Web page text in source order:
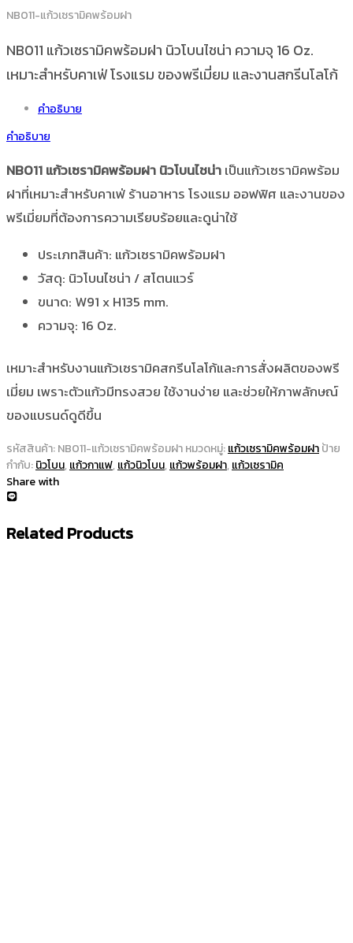
NB011-แก้วเซรามิคพร้อมฝา
NB011 แก้วเซรามิคพร้อมฝา นิวโบนไชน่า ความจุ 16 Oz.
เหมาะสำหรับคาเฟ่ โรงแรม ของพรีเมี่ยม และงานสกรีนโลโก้
คำอธิบาย
คำอธิบาย
NB011 แก้วเซรามิคพร้อมฝา นิวโบนไชน่าเป็นแก้วเซรามิคพร้อม
ฝาที่เหมาะสำหรับคาเฟ่ ร้านอาหาร โรงแรม ออฟฟิศ และงานของ
พรีเมี่ยมที่ต้องการความเรียบร้อยและดูน่าใช้
ประเภทสินค้า: แก้วเซรามิคพร้อมฝา
วัสดุ: นิวโบนไชน่า / สโตนแวร์
ขนาด: W91 x H135 mm.
ความจุ: 16 Oz.
เหมาะสำหรับงานแก้วเซรามิคสกรีนโลโก้และการสั่งผลิตของพรี
เมี่ยม เพราะตัวแก้วมีทรงสวย ใช้งานง่าย และช่วยให้ภาพลักษณ์
ของแบรนด์ดูดีขึ้น
รหัสสินค้า:NB011-แก้วเซรามิคพร้อมฝาหมวดหมู่:แก้วเซรามิคพร้อมฝาป้าย
กำกับ:นิวโบน, แก้วกาแฟ, แก้วนิวโบน, แก้วพร้อมฝา, แก้วเซรามิค
Share with
Related Products